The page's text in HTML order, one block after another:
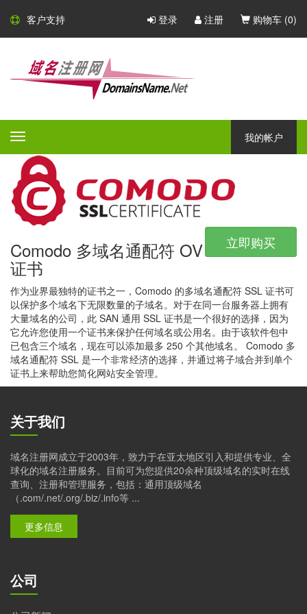
客户支持 登录 注册 购物车 (0)
Toggle
navigation
我的帐户
Comodo SSL 证书
Comodo - 大型的 CA 证书颁发
机构
会为任何公司或组织提供完美的安全解决方案。
立即购买
Comodo 多域名通配符 OV
证书
作为业界最独特的证书之一，Comodo 的多域名通配符 SSL 证书可
以保护多个域名下无限数量的子域名。对于在同一台服务器上拥有
大量域名的公司，此 SAN 通用 SSL 证书是一个很好的选择，因为
它允许您使用一个证书来保护任何域名或公用名。由于该软件包中
已包含三个域名，现在可以添加最多 250 个其他域名。 Comodo 多
域名通配符 SSL 是一个非常经济的选择，并通过将子域合并到单个
证书上来帮助您简化网站安全管理。
关于我们
域名注册网成立于2003年，致力于在亚太地区引入和提供专业、全
球化的域名注册服务。目前可为您提供20余种顶级域名的实时在线
查询、注册和管理服务，包括：通用顶级域名
（.com/.net/.org/.biz/.info等 ...
更多信息
公司